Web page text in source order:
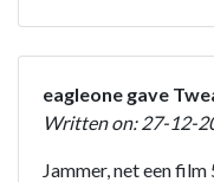
eagleone gave
Written on: 27-12-
Jammer, net een